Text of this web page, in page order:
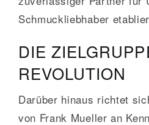
Schmuckliebhaber
DIE
REVOLUTION
Darüber hinaus richtet
von Frank Mueller an